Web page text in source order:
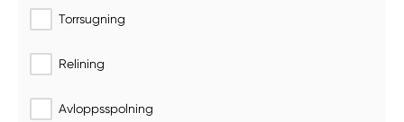
Torrsugning
Relining
Avloppsspolning